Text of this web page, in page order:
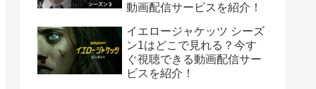
動画配信サービスを紹介！
イエロージャケッツ シーズ
ン1はどこで見れる？今す
ぐ視聴できる動画配信サー
ビスを紹介！